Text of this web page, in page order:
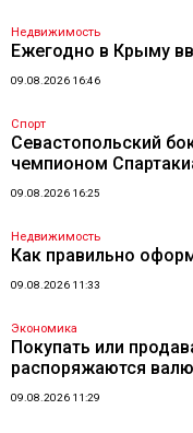
Недвижимость
Ежегодно в Крыму
09.08.2026 16:46
Спорт
Севастопольский
чемпионом
09.08.2026 16:25
Недвижимость
Как правильно
09.08.2026 11:33
Экономика
Покупать или
распоряжаются
09.08.2026 11:29